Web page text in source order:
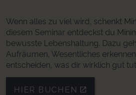
Wenn alles zu viel wird, schenkt
diesem Seminar entdeckst du
bewusste Lebenshaltung. Dazu
Aufräumen, Wesentliches
entscheiden, was dir wirklich gut
HIER BUCHEN